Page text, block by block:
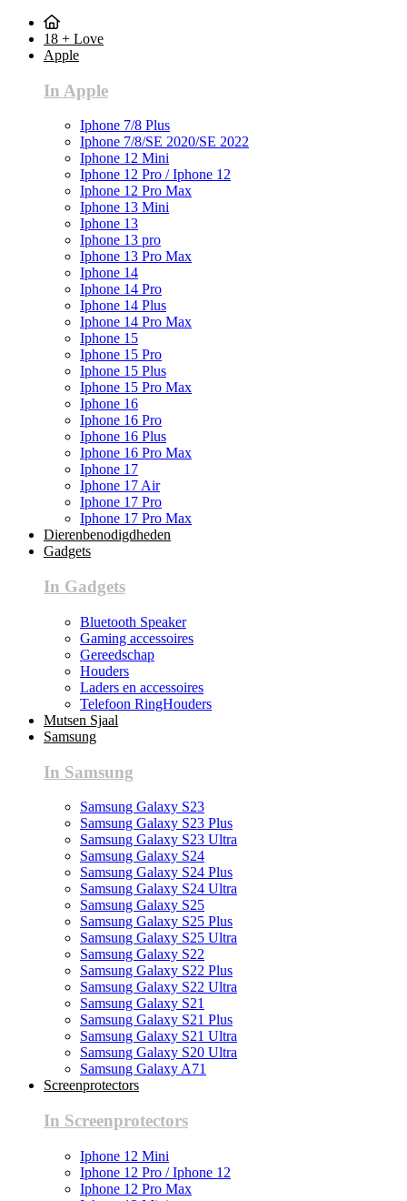
18 + Love
Apple
In Apple
Iphone 7/8 Plus
Iphone 7/8/SE 2020/SE 2022
Iphone 12 Mini
Iphone 12 Pro / Iphone 12
Iphone 12 Pro Max
Iphone 13 Mini
Iphone 13
Iphone 13 pro
Iphone 13 Pro Max
Iphone 14
Iphone 14 Pro
Iphone 14 Plus
Iphone 14 Pro Max
Iphone 15
Iphone 15 Pro
Iphone 15 Plus
Iphone 15 Pro Max
Iphone 16
Iphone 16 Pro
Iphone 16 Plus
Iphone 16 Pro Max
Iphone 17
Iphone 17 Air
Iphone 17 Pro
Iphone 17 Pro Max
Dierenbenodigdheden
Gadgets
In Gadgets
Bluetooth Speaker
Gaming accessoires
Gereedschap
Houders
Laders en accessoires
Telefoon RingHouders
Mutsen Sjaal
Samsung
In Samsung
Samsung Galaxy S23
Samsung Galaxy S23 Plus
Samsung Galaxy S23 Ultra
Samsung Galaxy S24
Samsung Galaxy S24 Plus
Samsung Galaxy S24 Ultra
Samsung Galaxy S25
Samsung Galaxy S25 Plus
Samsung Galaxy S25 Ultra
Samsung Galaxy S22
Samsung Galaxy S22 Plus
Samsung Galaxy S22 Ultra
Samsung Galaxy S21
Samsung Galaxy S21 Plus
Samsung Galaxy S21 Ultra
Samsung Galaxy S20 Ultra
Samsung Galaxy A71
Screenprotectors
In Screenprotectors
Iphone 12 Mini
Iphone 12 Pro / Iphone 12
Iphone 12 Pro Max